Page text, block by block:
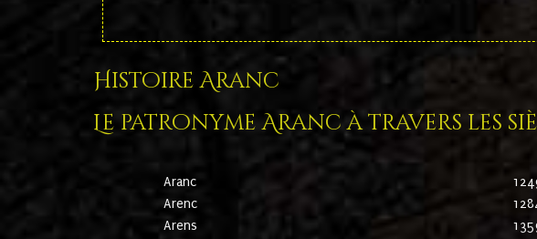
Histoire Aranc
Le patronyme Aranc à travers les
Aranc
Arenc
Arens